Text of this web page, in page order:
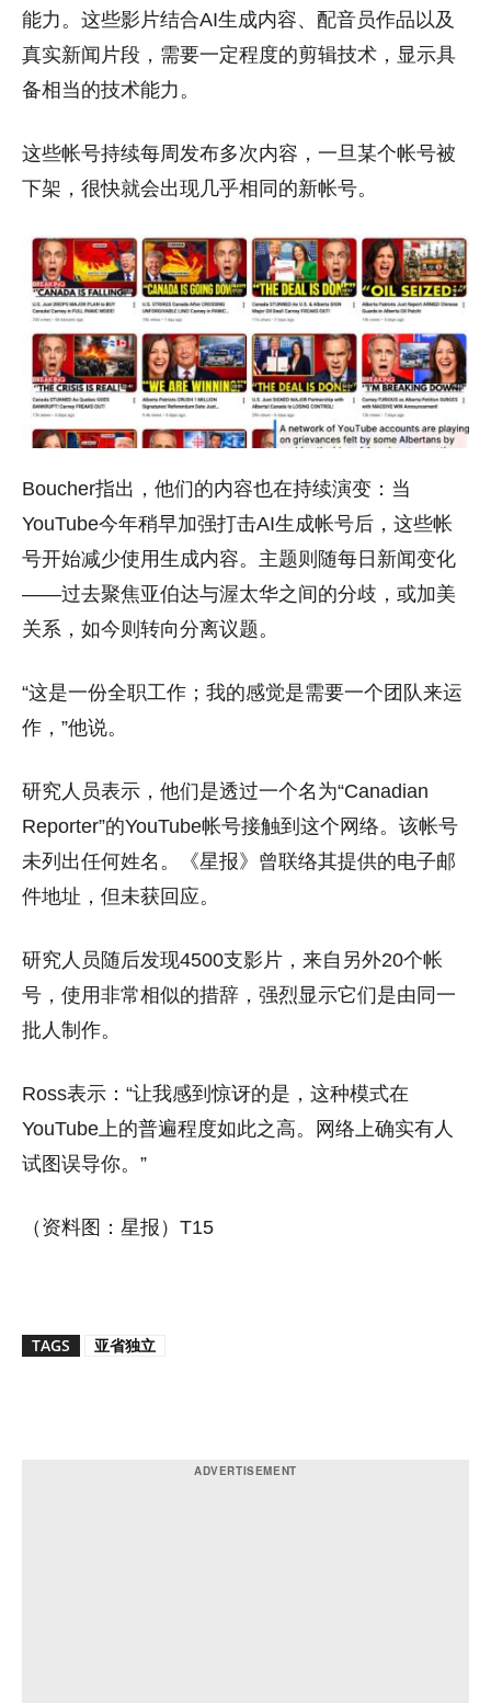
能力。这些影片结合AI生成内容、配音员作品以及
真实新闻片段，需要一定程度的剪辑技术，显示具
备相当的技术能力。
这些帐号持续每周发布多次内容，一旦某个帐号被
下架，很快就会出现几乎相同的新帐号。
Boucher指出，他们的内容也在持续演变：当
YouTube今年稍早加强打击AI生成帐号后，这些帐
号开始减少使用生成内容。主题则随每日新闻变化
——过去聚焦亚伯达与渥太华之间的分歧，或加美
关系，如今则转向分离议题。
“这是一份全职工作；我的感觉是需要一个团队来运
作，”他说。
研究人员表示，他们是透过一个名为“Canadian
Reporter”的YouTube帐号接触到这个网络。该帐号
未列出任何姓名。《星报》曾联络其提供的电子邮
件地址，但未获回应。
研究人员随后发现4500支影片，来自另外20个帐
号，使用非常相似的措辞，强烈显示它们是由同一
批人制作。
Ross表示：“让我感到惊讶的是，这种模式在
YouTube上的普遍程度如此之高。网络上确实有人
试图误导你。”
（资料图：星报）T15
TAGS 亚省独立